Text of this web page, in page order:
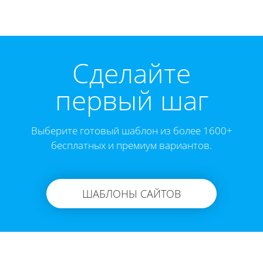
Cделайте
первый шаг
Выберите готовый шаблон из более 1600+
бесплатных и премиум вариантов.
ШАБЛОНЫ САЙТОВ